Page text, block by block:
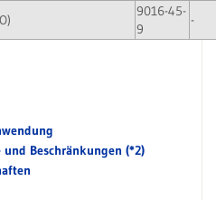
9016-45-
9
-
Beschränkungen (*2)